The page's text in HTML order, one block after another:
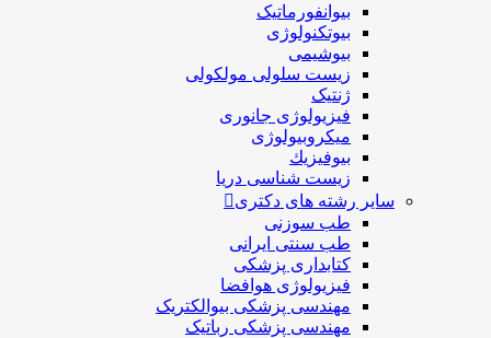
بیوانفورماتیک
بیوتکنولوژی
بیوشیمی
زیست سلولی مولکولی
ژنتیک
فیزیولوژی جانوری
میکروبیولوژی
بيوفيزيك
زیست شناسی دریا
سایر رشته های دکتری
طب سوزنی
طب سنتی ایرانی
کتابداری پزشکی
فیزیولوژی هوافضا
مهندسی پزشکی بیوالکتریک
مهندسی پزشکی رباتیک